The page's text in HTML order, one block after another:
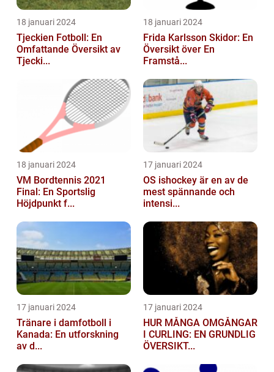
18 januari 2024
Tjeckien Fotboll: En
Omfattande Översikt av
Tjecki...
18 januari 2024
Frida Karlsson Skidor: En
Översikt över En
Framstå...
18 januari 2024
VM Bordtennis 2021
Final: En Sportslig
Höjdpunkt f...
17 januari 2024
OS ishockey är en av de
mest spännande och
intensi...
17 januari 2024
Tränare i damfotboll i
Kanada: En utforskning
av d...
17 januari 2024
HUR MÅNGA OMGÅNGAR
I CURLING: EN GRUNDLIG
ÖVERSIKT...